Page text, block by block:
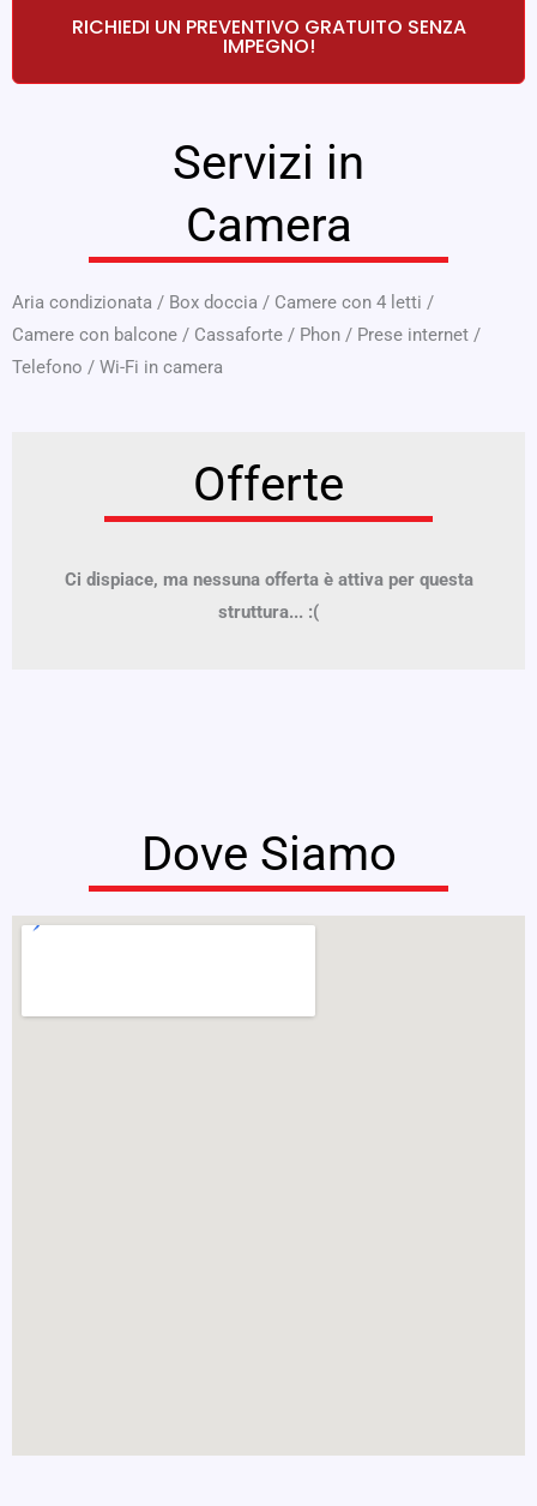
RICHIEDI UN PREVENTIVO GRATUITO SENZA
IMPEGNO!
Servizi in
Camera
Aria condizionata / Box doccia / Camere con 4 letti /
Camere con balcone / Cassaforte / Phon / Prese internet /
Telefono / Wi-Fi in camera
Offerte
Ci dispiace, ma nessuna offerta è attiva per questa
struttura... :(
Dove Siamo